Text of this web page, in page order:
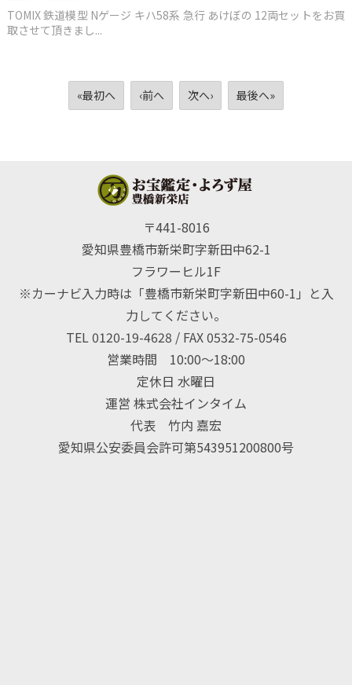
TOMIX 鉄道模型 Nゲージ キハ58系 急行 あけぼの 12両セットをお買
取させて頂きまし...
«最初へ ‹前へ 次へ› 最後へ»
〒441-8016
愛知県豊橋市新栄町字新田中62-1
フラワーヒル1F
※カーナビ入力時は「豊橋市新栄町字新田中60-1」と入
力してください。
TEL 0120-19-4628 / FAX 0532-75-0546
営業時間 10:00〜18:00
定休日 水曜日
運営 株式会社インタイム
代表 竹内 嘉宏
愛知県公安委員会許可第543951200800号